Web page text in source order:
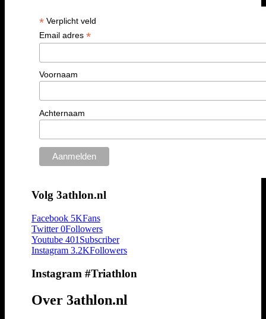
*Verplicht veld
Email adres *
Voornaam
Achternaam
Volg 3athlon.nl
Facebook 5KFans
Twitter 0Followers
Youtube 401 Subscriber
Instagram 3.2KFollowers
Instagram #Triathlon
Over 3athlon.nl